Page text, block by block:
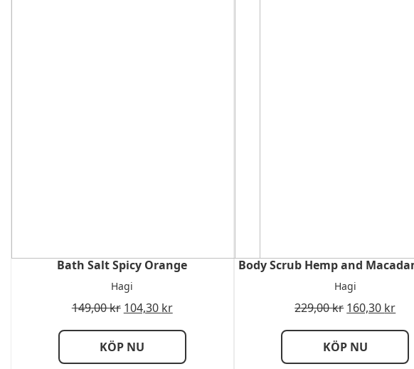
Bath Salt Spicy Orange
Hagi
149,00kr 104,30 kr
KÖP NU
Body Scrub Hemp and
Hagi
229,00kr 160,30 kr
KÖP NU